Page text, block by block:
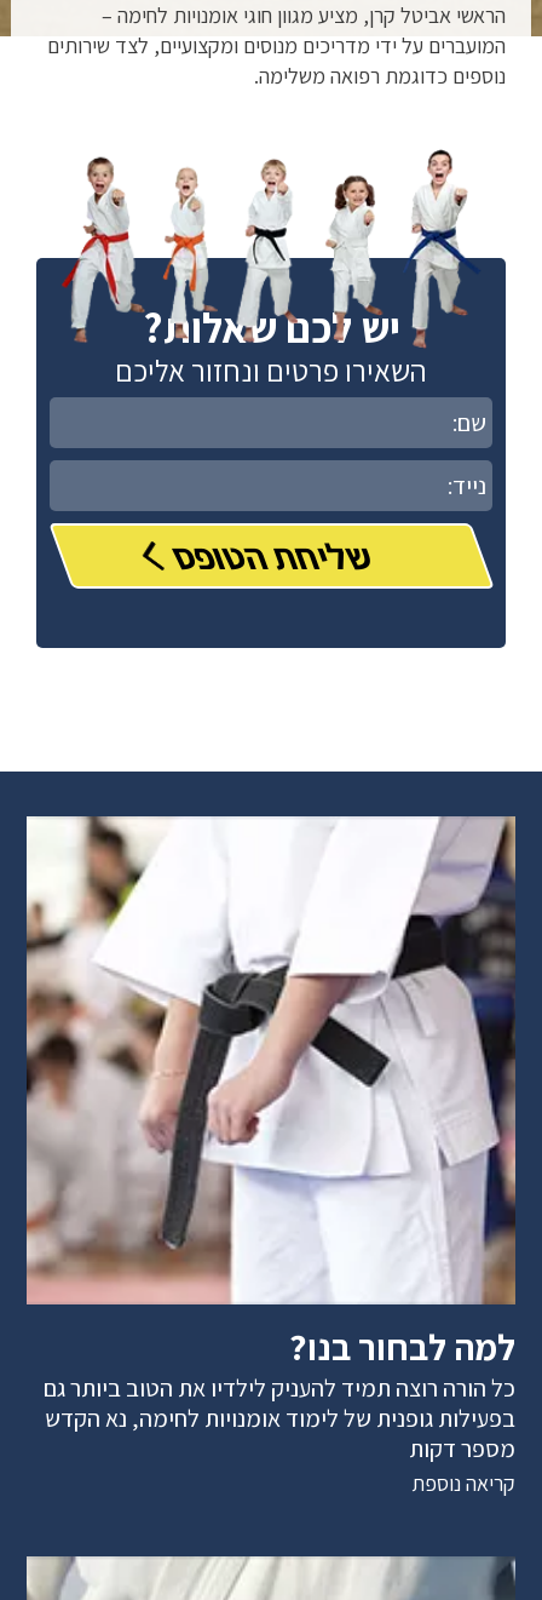
הראשי אביטל קרן, מציע מגוון חוגי אומנויות לחימה –
המועברים על ידי מדריכים מנוסים ומקצועיים, לצד שירותים
נוספים כדוגמת רפואה משלימה.
יש לכם שאלות?
השאירו פרטים ונחזור אליכם
למה לבחור בנו?
כל הורה רוצה תמיד להעניק לילדיו את הטוב ביותר גם
בפעילות גופנית של לימוד אומנויות לחימה, נא הקדש
מספר דקות
קריאה נוספת